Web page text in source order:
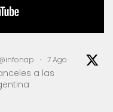
· 7 Ago
a las